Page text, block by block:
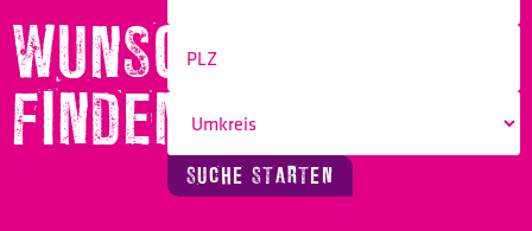
WUNSCHBERUF
FINDEN!
SUCHE STARTEN